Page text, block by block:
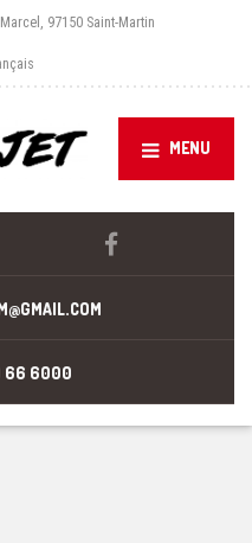
97150 Saint-Martin
MENU
66 6000